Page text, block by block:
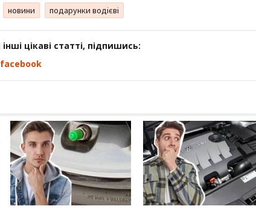
новини подарунки водієві
цікаві статті, підпишись: